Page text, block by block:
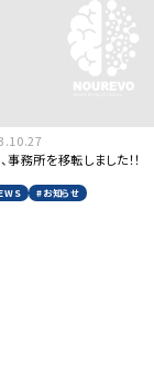
事務所を移転しました！！
#お知らせ